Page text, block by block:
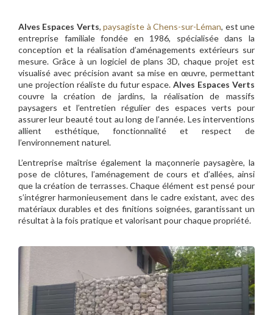
Alves Espaces Verts,paysagiste à Chens-sur-Léman, est une
entreprise familiale fondée en 1986, spécialisée dans la
conception et la réalisation d’aménagements extérieurs sur
mesure. Grâce à un logiciel de plans 3D, chaque projet est
visualisé avec précision avant sa mise en œuvre, permettant
une projection réaliste du futur espace.Alves Espaces Verts
couvre la création de jardins, la réalisation de massifs
paysagers et l’entretien régulier des espaces verts pour
assurer leur beauté tout au long de l’année. Les interventions
allient esthétique, fonctionnalité et respect de
l’environnement naturel.
L’entreprise maîtrise également la maçonnerie paysagère, la
pose de clôtures, l’aménagement de cours et d’allées, ainsi
que la création de terrasses. Chaque élément est pensé pour
s’intégrer harmonieusement dans le cadre existant, avec des
matériaux durables et des finitions soignées, garantissant un
résultat à la fois pratique et valorisant pour chaque propriété.